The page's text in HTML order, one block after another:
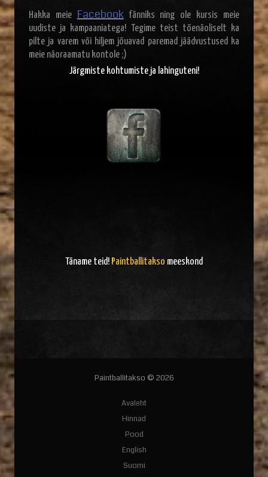
Hakka meie Facebookfänniks ning ole kursis meie
uudiste ja kampaaniatega! Tegime teist tõenäoliselt ka
pilte ja varem või hiljem jõuavad paremad jäädvustused ka
meie näoraamatu kontole ;)
Järgmiste kohtumiste ja lahinguteni!
Täname teid! Paintballitakso meeskond
Paintballitakso © 2026
Avaleht
Hinnad
Pood
English
Suomi